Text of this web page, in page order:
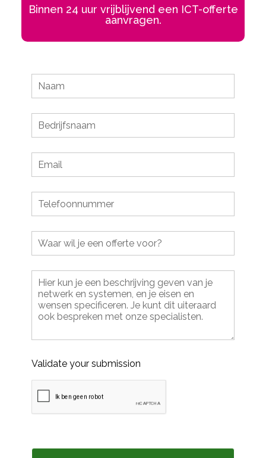
Binnen 24 uur vrijblijvend een ICT-offerte
aanvragen.
Leave
this
blank
Validate your submission